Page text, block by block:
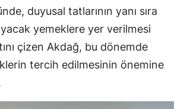
duyusal tatlarının yanı sıra
yemeklere yer verilmesi
çizen Akdağ, bu dönemde
tercih edilmesinin önemine